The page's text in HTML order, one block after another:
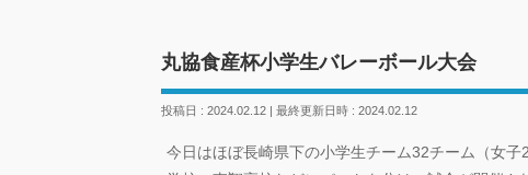
丸協食産杯小学生バレーボール大会
投稿日 : 2024.02.12 最終更新日時 : 2024.02.12
今日はほぼ長崎県下の小学生チーム32チーム（女